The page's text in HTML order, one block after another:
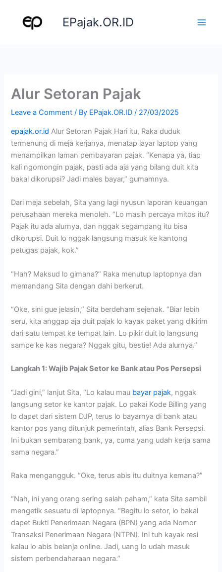
content
EPajak.OR.ID
Alur Setoran Pajak
Leave a Comment / By EPajak.OR.ID/ 27/03/2025
epajak.or.id Alur Setoran Pajak Hari itu, Raka duduk
termenung di meja kerjanya, menatap layar laptop yang
menampilkan laman pembayaran pajak. “Kenapa ya, tiap
kali ngomongin pajak, pasti ada aja yang bilang duit kita
bakal dikorupsi? Jadi males bayar,” gumamnya.
Dari meja sebelah, Sita yang lagi nyusun laporan keuangan
perusahaan mereka menoleh. “Lo masih percaya mitos itu?
Pajak itu ada alurnya, dan nggak segampang itu bisa
dikorupsi. Duit lo nggak langsung masuk ke kantong
petugas pajak, kok.”
“Hah? Maksud lo gimana?” Raka menutup laptopnya dan
memandang Sita dengan dahi berkerut.
“Oke, sini gue jelasin,” Sita berdeham sejenak. “Biar lebih
seru, kita anggap aja duit pajak lo kayak paket yang dikirim
dari satu tempat ke tempat lain. Lo pikir duit lo langsung
sampe ke kas negara? Nggak gitu, bestie! Ada alurnya.”
Langkah 1: Wajib Pajak Setor ke Bank atau Pos Persepsi
“Jadi gini,” lanjut Sita, “Lo kalau mau bayar pajak, nggak
langsung setor ke kantor pajak. Lo pakai Kode Billing yang
lo dapet dari sistem DJP, terus lo bayarnya di bank atau
kantor pos yang ditunjuk pemerintah, alias Bank Persepsi.
Ini bukan sembarang bank, ya, cuma yang udah kerja sama
sama negara.”
Raka mengangguk. “Oke, terus abis itu duitnya kemana?”
“Nah, ini yang orang sering salah paham,” kata Sita sambil
mengetik sesuatu di laptopnya. “Begitu lo setor, lo bakal
dapet Bukti Penerimaan Negara (BPN) yang ada Nomor
Transaksi Penerimaan Negara (NTPN). Ini tuh kayak resi
kalau lo abis belanja online. Jadi, uang lo udah masuk
sistem perbendaharaan negara.”